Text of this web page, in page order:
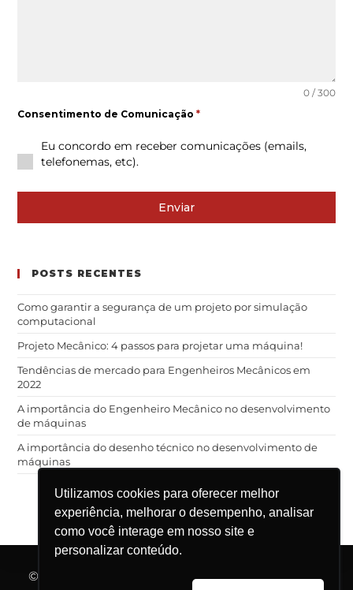
Utilizamos cookies para oferecer melhor
experiência, melhorar o desempenho, analisar
como você interage em nosso site e
personalizar conteúdo.
0 / 300
Consentimento de Comunicação*
Eu concordo em receber comunicações (emails,
telefonemas, etc).
Enviar
POSTS RECENTES
Como garantir a segurança de um projeto por simulação
computacional
Projeto Mecânico: 4 passos para projetar uma máquina!
Tendências de mercado para Engenheiros Mecânicos em
2022
A importância do Engenheiro Mecânico no desenvolvimento
de máquinas
A importância do desenho técnico no desenvolvimento de
máquinas
© 2025 Engrenar Jr. | Rod. Washington Luís, km